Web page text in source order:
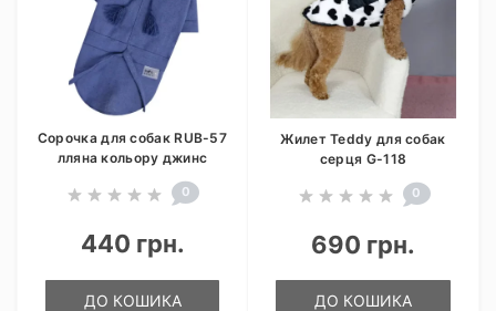
Сорочка для собак RUB-57
лляна кольору джинс
0
440 грн.
ДО КОШИКА
Жилет Teddy для собак
серця G-118
0
690 грн.
ДО КОШИКА